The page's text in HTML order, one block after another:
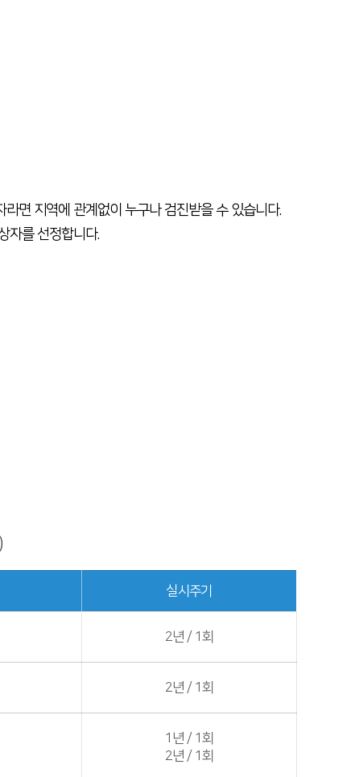
면 지역에 관계없이 누구나 검진받을 수 있습니다.
자를 선정합니다.
실시주기
2년 / 1회
2년 / 1회
1년 / 1회
2년 / 1회